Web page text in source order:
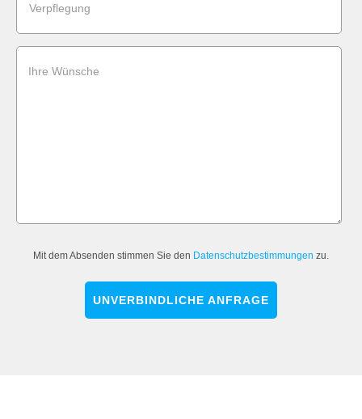
Verpflegung
Ihre Wünsche
Mit dem Absenden stimmen Sie den Datenschutzbestimmungen zu.
UNVERBINDLICHE ANFRAGE